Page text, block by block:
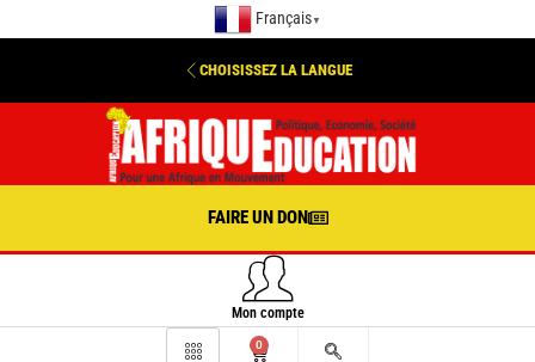
Français ▼
CHOISISSEZ LA LANGUE
FAIRE UN DON
Mon compte
0